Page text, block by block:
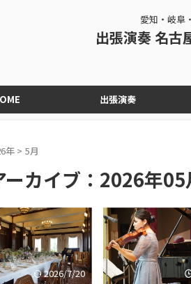
愛知・岐阜
出張演奏 名古
出張演奏
年 > 5月
ーカイブ：2026年05
2026/7/20